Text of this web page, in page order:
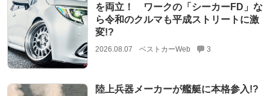
を両立！ ワークの「シーカーFD」な
ら令和のクルマも平成ストリートに激
変!?
2026.08.07 ベストカーWeb 3
陸上兵器メーカーが艦艇に本格参入!?